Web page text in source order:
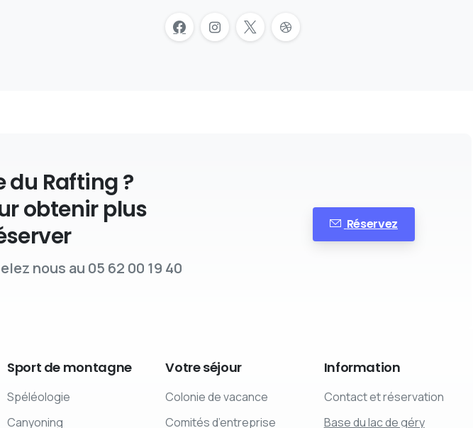
du Rafting ?
obtenir plus
nous au 05 62 00 19 40
Réservez
Sport de montagne
Spéléologie
Canyoning
Votreséjour
Colonie de vacance
Comités d’entreprise
Information
Contact et réservation
Base du lac de géry